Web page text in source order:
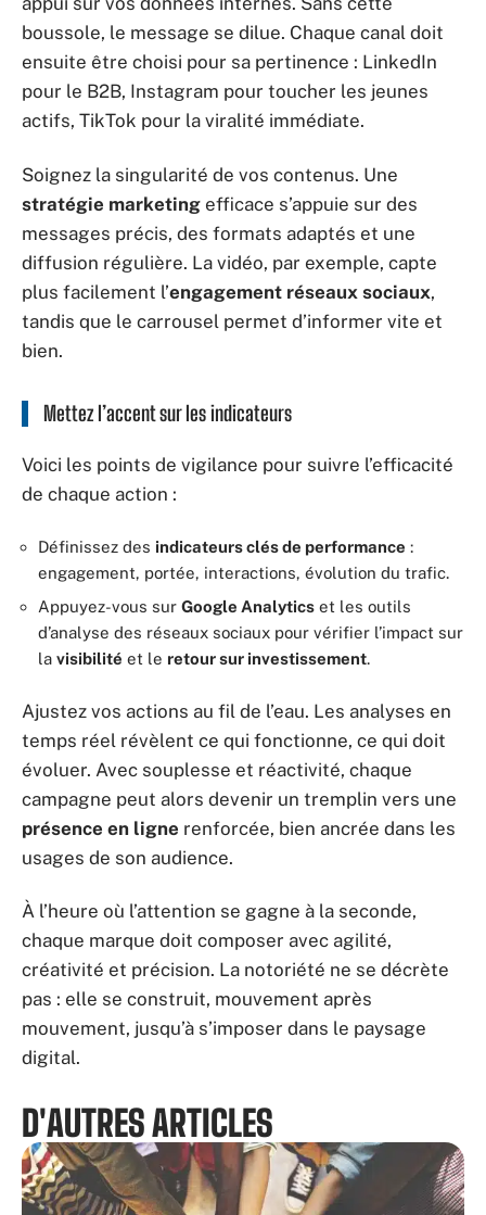
boussole, le message se dilue. Chaque canal doit
ensuite être choisi pour sa pertinence : LinkedIn
pour le B2B, Instagram pour toucher les jeunes
actifs, TikTok pour la viralité immédiate.
Soignez la singularité de vos contenus. Une
stratégie marketing efficace s’appuie sur des
messages précis, des formats adaptés et une
diffusion régulière. La vidéo, par exemple, capte
plus facilement l’engagement réseaux sociaux,
tandis que le carrousel permet d’informer vite et
bien.
Mettez l’accent sur les indicateurs
Voici les points de vigilance pour suivre l’efficacité
de chaque action :
Définissez des indicateurs clés de performance :
engagement, portée, interactions, évolution du trafic.
Appuyez-vous sur Google Analytics et les outils
d’analyse des réseaux sociaux pour vérifier l’impact sur
la visibilité et le retour sur investissement.
Ajustez vos actions au fil de l’eau. Les analyses en
temps réel révèlent ce qui fonctionne, ce qui doit
évoluer. Avec souplesse et réactivité, chaque
campagne peut alors devenir un tremplin vers une
présence en ligne renforcée, bien ancrée dans les
usages de son audience.
À l’heure où l’attention se gagne à la seconde,
chaque marque doit composer avec agilité,
créativité et précision. La notoriété ne se décrète
pas : elle se construit, mouvement après
mouvement, jusqu’à s’imposer dans le paysage
digital.
D'AUTRES ARTICLES